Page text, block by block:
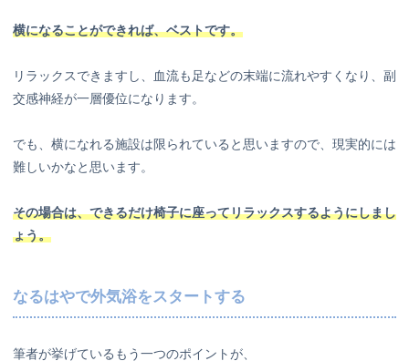
横になることができれば、ベストです。
リラックスできますし、血流も足などの末端に流れやすくなり、副
交感神経が一層優位になります。
でも、横になれる施設は限られていると思いますので、現実的には
難しいかなと思います。
その場合は、できるだけ椅子に座ってリラックスするようにしまし
ょう。
なるはやで外気浴をスタートする
筆者が挙げているもう一つのポイントが、